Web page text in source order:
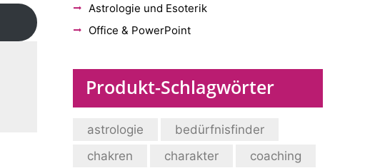
Astrologie und Esoterik
Office & PowerPoint
Produkt-Schlagwörter
astrologie
bedürfnisfinder
chakren
charakter
coaching